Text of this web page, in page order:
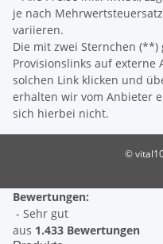
je nach
variieren.
Die mit zwei Sternchen (**)
Provisionslinks auf externe
solchen Link klicken und
erhalten wir vom Anbieter
sich hierbei nicht.
©
Bewertungen:
- Sehr gut
aus 1.433 Bewertungen